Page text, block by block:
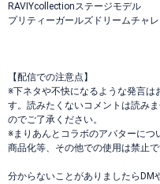
RAVIYcollectionステージモデル
プリティーガールズドリームチャ
【配信での注意点】
※下ネタや不快になるような発言は
す。読みたくないコメントは読み
のでご了承ください。
※まりあんとコラボのアバターにつ
商品化等、その他での使用は禁止で
分からないことがありましたらDM